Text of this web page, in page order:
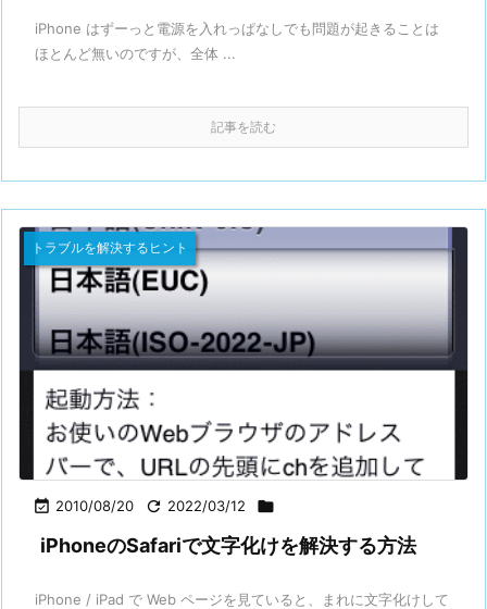
iPhone はずーっと電源を入れっぱなしでも問題が起きることは
ほとんど無いのですが、全体 ...
記事を読む
 2010/08/20  2022/03/12 
トラブルを解決するヒント
iPhoneのSafariで文字化けを解決する方法
iPhone / iPad で Web ページを見ていると、まれに文字化けして